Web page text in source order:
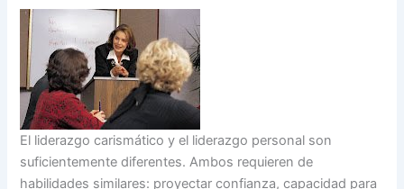
El liderazgo carismático y el liderazgo personal son
suficientemente diferentes. Ambos requieren de
habilidades similares: proyectar confianza, capacidad para